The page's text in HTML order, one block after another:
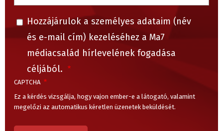
Hozzájárulok a személyes adataim (név
és e-mail cím) kezeléséhez a Ma7
médiacsalád hírlevelének fogadása
céljából.
CAPTCHA
Ez a kérdés vizsgálja, hogy vajon ember-e a látogató, valamint
megelőzi az automatikus kéretlen üzenetek beküldését.